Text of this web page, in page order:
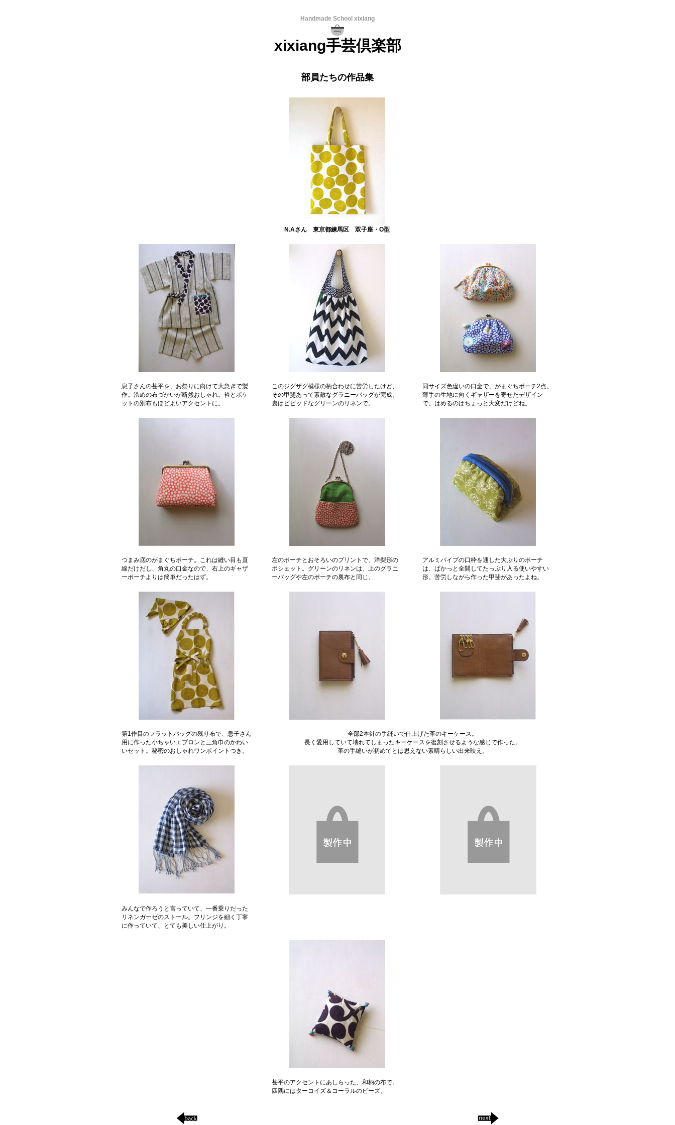
Handmade School xixiang
xixiang手芸倶楽部
部員たちの作品集
N.Aさん 東京都練馬区 双子座・O型
息子さんの甚平を、お祭りに向けて大急ぎで製
作。渋めの布づかいが断然おしゃれ。衿とポケ
ットの別布もほどよいアクセントに。
このジグザグ模様の柄合わせに苦労したけど、
その甲斐あって素敵なグラニーバッグが完成。
裏はビビッドなグリーンのリネンで。
同サイズ色違いの口金で、がまぐちポーチ2点。
薄手の生地に向くギャザーを寄せたデザイン
で。はめるのはちょっと大変だけどね。
つまみ底のがまぐちポーチ。これは縫い目も直
線だけだし、角丸の口金なので、右上のギャザ
ーポーチよりは簡単だったはず。
左のポーチとおそろいのプリントで、洋梨形の
ポシェット。グリーンのリネンは、上のグラニ
ーバッグや左のポーチの裏布と同じ。
アルミパイプの口枠を通した大ぶりのポーチ
は、ぱかっと全開してたっぷり入る使いやすい
形。苦労しながら作った甲斐があったよね。
第1作目のフラットバッグの残り布で、息子さん
用に作った小ちゃいエプロンと三角巾のかわい
いセット。秘密のおしゃれワンポイントつき。
全部2本針の手縫いで仕上げた革のキーケース。
長く愛用していて壊れてしまったキーケースを復刻させるような感じで作った。
革の手縫いが初めてとは思えない素晴らしい出来映え。
みんなで作ろうと言っていて、一番乗りだった
リネンガーゼのストール。フリンジを細く丁寧
に作っていて、とても美しい仕上がり。
甚平のアクセントにあしらった、和柄の布で。
四隅にはターコイズ＆コーラルのビーズ。